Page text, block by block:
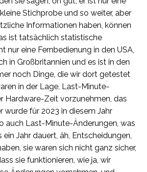
Stichprobe und so weiter, aber
Informationen haben, können
ist tatsächlich statistische
nur eine Fernbedienung in den USA,
in Großbritannien und es ist in den
noch Dinge, die wir dort getestet
in der Lage, Last-Minute-
Hardware-Zeit vorzunehmen, das
wurde für 2023 in diesem Jahr
auch Last-Minute-Änderungen, was
Jahr dauert, äh, Entscheidungen,
sie waren sich nicht ganz sicher,
sie funktionieren, wie ja, wir